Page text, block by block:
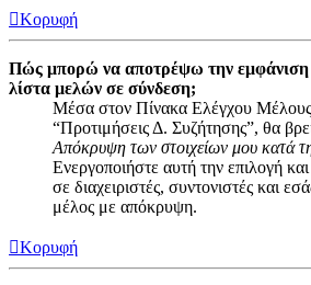
Κορυφή
Πώς μπορώ να αποτρέψω την εμφάνιση
λίστα μελών σε σύνδεση;
Μέσα στον Πίνακα Ελέγχου
“Προτιμήσεις Δ. Συζήτησης”, θα
Απόκρυψη των στοιχείων μου κατά
Ενεργοποιήστε αυτή την επιλογή
σε διαχειριστές, συντονιστές και
μέλος με απόκρυψη.
Κορυφή